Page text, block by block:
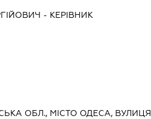
- КЕРІВНИК
ОБЛ., МІСТО ОДЕСА, ВУЛИЦЯ